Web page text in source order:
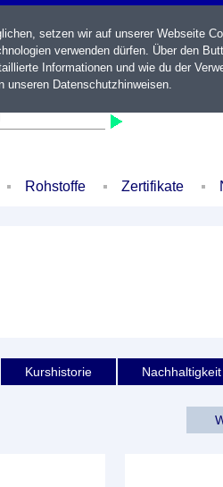
Rohstoffe Zertifikate
Kurshistorie Nachhaltigkeit
setzen wir auf unserer Webseite
verwenden dürfen. Über den
Informationen und wie du der
unseren Datenschutzhinweisen.